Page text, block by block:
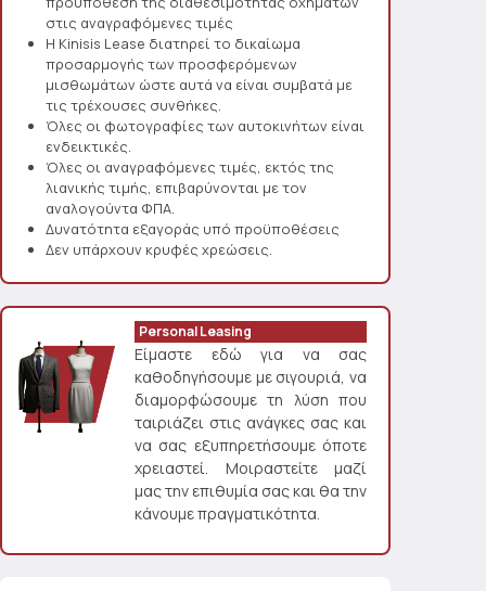
στις αναγραφόμενες τιμές
Η Kinisis Lease διατηρεί το δικαίωμα
προσαρμογής των προσφερόμενων
μισθωμάτων ώστε αυτά να είναι συμβατά με
τις τρέχουσες συνθήκες.
Όλες οι φωτογραφίες των αυτοκινήτων είναι
ενδεικτικές.
Όλες οι αναγραφόμενες τιμές, εκτός της
λιανικής τιμής, επιβαρύνονται με τον
αναλογούντα ΦΠΑ.
Δυνατότητα εξαγοράς υπό προϋποθέσεις
Δεν υπάρχουν κρυφές χρεώσεις.
Personal Leasing
Είμαστε εδώ για να σας
καθοδηγήσουμε με σιγουριά, να
διαμορφώσουμε τη λύση που
ταιριάζει στις ανάγκες σας και
να σας εξυπηρετήσουμε όποτε
χρειαστεί. Μοιραστείτε μαζί
μας την επιθυμία σας και θα την
κάνουμε πραγματικότητα.